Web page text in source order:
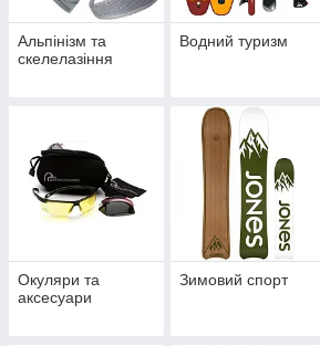
Альпінізм та
скелелазіння
Водний туризм
Окуляри та
аксесуари
Зимовий спорт